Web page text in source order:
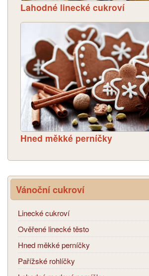
Lahodné linecké cukroví
Hned měkké perníčky
Vánoční cukroví
Linecké cukroví
Ověřené linecké těsto
Hned měkké perníčky
Pařížské rohlíčky